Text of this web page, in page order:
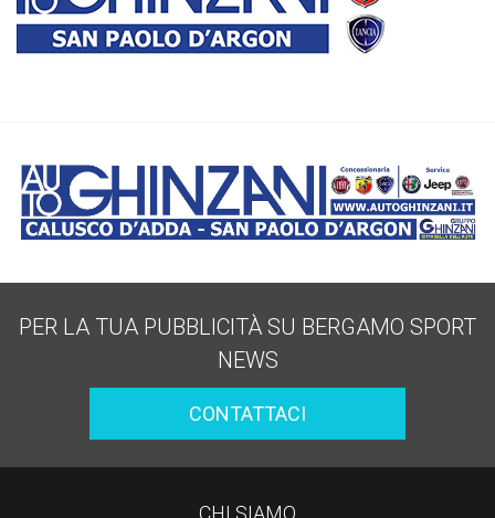
PER LA TUA PUBBLICITÀ SU BERGAMO SPORT
NEWS
CONTATTACI
CHI SIAMO